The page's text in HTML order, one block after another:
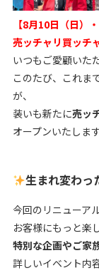
【8月10日（日）
売ッチャリ買ッチ
いつもご愛顧いた
このたび、これま
が、
装いも新たに売ッ
オープンいたしま
生まれ変わっ
今回のリニューア
お客様にもっと楽
特別な企画やご家
詳しいイベント内